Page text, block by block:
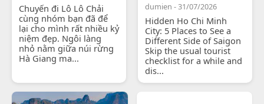
Chuyến đi Lô Lô Chải
cùng nhóm bạn đã để
lại cho mình rất nhiều kỷ
niệm đẹp. Ngôi làng
nhỏ nằm giữa núi rừng
Hà Giang ma...
dumien - 31/07/2026
Hidden Ho Chi Minh
City: 5 Places to See a
Different Side of Saigon
Skip the usual tourist
checklist for a while and
dis...